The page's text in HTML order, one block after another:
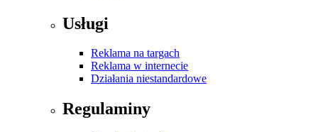
Usługi
Reklama na targach
Reklama w internecie
Działania niestandardowe
Regulaminy